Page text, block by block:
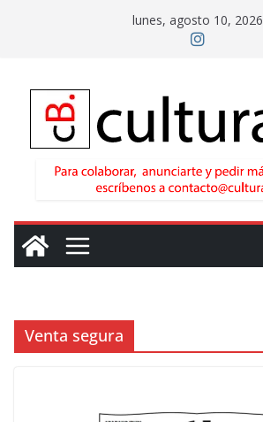
lunes, agosto 10, 2026
Venta segura